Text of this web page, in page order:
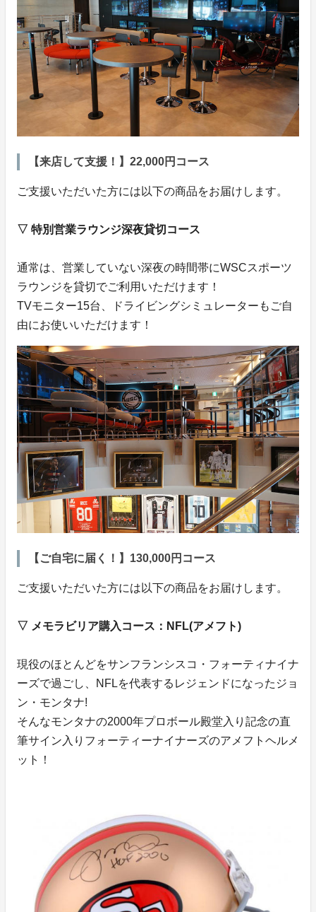
【来店して支援！】22,000円コース
ご支援いただいた方には以下の商品をお届けします。
▽ 特別営業ラウンジ深夜貸切コース
通常は、営業していない深夜の時間帯にWSCスポーツ
ラウンジを貸切でご利用いただけます！
TVモニター15台、ドライビングシミュレーターもご自
由にお使いいただけます！
【ご自宅に届く！】130,000円コース
ご支援いただいた方には以下の商品をお届けします。
▽ メモラビリア購入コース：NFL(アメフト)
現役のほとんどをサンフランシスコ・フォーティナイナ
ーズで過ごし、NFLを代表するレジェンドになったジョ
ン・モンタナ!
そんなモンタナの2000年プロボール殿堂入り記念の直
筆サイン入りフォーティーナイナーズのアメフトヘルメ
ット！